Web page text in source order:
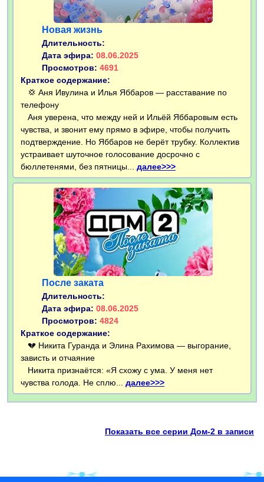
Новая жизнь
Длительность:
Дата эфира: 08.06.2025
Просмотров: 4691
Краткое содержание:
💢 Аня Ивулина и Илья Яббаров — расставание по
телефону
Аня уверена, что между ней и Ильёй Яббаровым есть
чувства, и звонит ему прямо в эфире, чтобы получить
подтверждение. Но Яббаров не берёт трубку. Коллектив
устраивает шуточное голосование досрочно с
бюллетенями, без пятницы... далее>>>
После заката
Длительность:
Дата эфира: 08.06.2025
Просмотров: 4824
Краткое содержание:
💔 Никита Гуранда и Элина Рахимова — выгорание,
зависть и отчаяние
Никита признаётся: «Я схожу с ума. У меня нет
чувства голода. Не сплю... далее>>>
Показать все серии Дом-2 в записи